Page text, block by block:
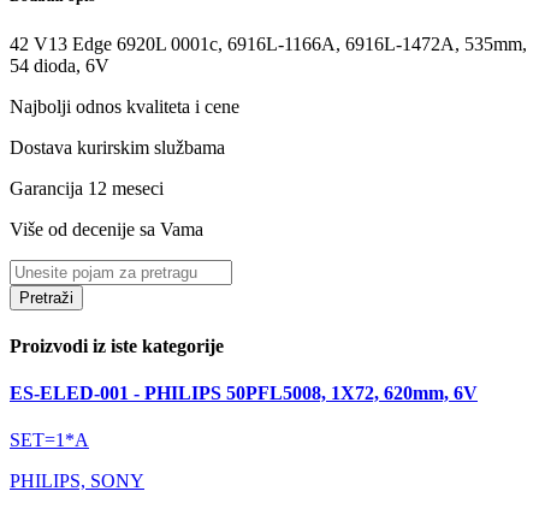
42 V13 Edge 6920L 0001c, 6916L-1166A, 6916L-1472A, 535mm,
54 dioda, 6V
Najbolji odnos kvaliteta i cene
Dostava kurirskim službama
Garancija 12 meseci
Više od decenije sa Vama
Pretraži
Proizvodi iz iste kategorije
ES-ELED-001 - PHILIPS 50PFL5008, 1X72, 620mm, 6V
SET=1*A
PHILIPS, SONY